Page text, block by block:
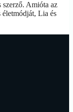
Amióta az
életmódját, Lia és